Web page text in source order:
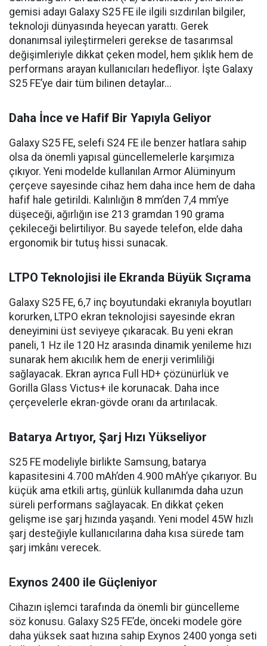
gemisi adayı Galaxy S25 FE ile ilgili sızdırılan bilgiler,
teknoloji dünyasında heyecan yarattı. Gerek
donanımsal iyileştirmeleri gerekse de tasarımsal
değişimleriyle dikkat çeken model, hem şıklık hem de
performans arayan kullanıcıları hedefliyor. İşte Galaxy
S25 FE’ye dair tüm bilinen detaylar...
Daha İnce ve Hafif Bir Yapıyla Geliyor
Galaxy S25 FE, selefi S24 FE ile benzer hatlara sahip
olsa da önemli yapısal güncellemelerle karşımıza
çıkıyor. Yeni modelde kullanılan Armor Alüminyum
çerçeve sayesinde cihaz hem daha ince hem de daha
hafif hale getirildi. Kalınlığın 8 mm’den 7,4 mm’ye
düşeceği, ağırlığın ise 213 gramdan 190 grama
çekileceği belirtiliyor. Bu sayede telefon, elde daha
ergonomik bir tutuş hissi sunacak.
LTPO Teknolojisi ile Ekranda Büyük Sıçrama
Galaxy S25 FE, 6,7 inç boyutundaki ekranıyla boyutları
korurken, LTPO ekran teknolojisi sayesinde ekran
deneyimini üst seviyeye çıkaracak. Bu yeni ekran
paneli, 1 Hz ile 120 Hz arasında dinamik yenileme hızı
sunarak hem akıcılık hem de enerji verimliliği
sağlayacak. Ekran ayrıca Full HD+ çözünürlük ve
Gorilla Glass Victus+ ile korunacak. Daha ince
çerçevelerle ekran-gövde oranı da artırılacak.
Batarya Artıyor, Şarj Hızı Yükseliyor
S25 FE modeliyle birlikte Samsung, batarya
kapasitesini 4.700 mAh’den 4.900 mAh’ye çıkarıyor. Bu
küçük ama etkili artış, günlük kullanımda daha uzun
süreli performans sağlayacak. En dikkat çeken
gelişme ise şarj hızında yaşandı. Yeni model 45W hızlı
şarj desteğiyle kullanıcılarına daha kısa sürede tam
şarj imkânı verecek.
Exynos 2400 ile Güçleniyor
Cihazın işlemci tarafında da önemli bir güncelleme
söz konusu. Galaxy S25 FE’de, önceki modele göre
daha yüksek saat hızına sahip Exynos 2400 yonga seti